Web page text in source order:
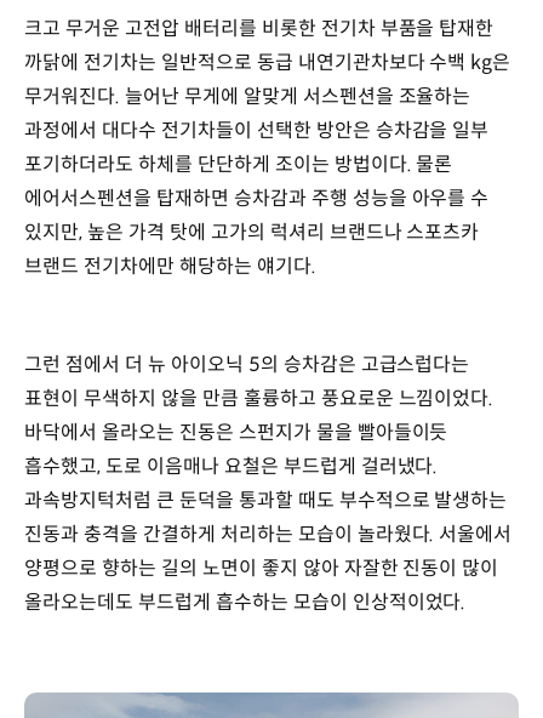
크고 무거운 고전압 배터리를 비롯한 전기차 부품을 탑재한
까닭에 전기차는 일반적으로 동급 내연기관차보다 수백 kg은
무거워진다. 늘어난 무게에 알맞게 서스펜션을 조율하는
과정에서 대다수 전기차들이 선택한 방안은 승차감을 일부
포기하더라도 하체를 단단하게 조이는 방법이다. 물론
에어서스펜션을 탑재하면 승차감과 주행 성능을 아우를 수
있지만, 높은 가격 탓에 고가의 럭셔리 브랜드나 스포츠카
브랜드 전기차에만 해당하는 얘기다.
그런 점에서 더 뉴 아이오닉 5의 승차감은 고급스럽다는
표현이 무색하지 않을 만큼 훌륭하고 풍요로운 느낌이었다.
바닥에서 올라오는 진동은 스펀지가 물을 빨아들이듯
흡수했고, 도로 이음매나 요철은 부드럽게 걸러냈다.
과속방지턱처럼 큰 둔덕을 통과할 때도 부수적으로 발생하는
진동과 충격을 간결하게 처리하는 모습이 놀라웠다. 서울에서
양평으로 향하는 길의 노면이 좋지 않아 자잘한 진동이 많이
올라오는데도 부드럽게 흡수하는 모습이 인상적이었다.